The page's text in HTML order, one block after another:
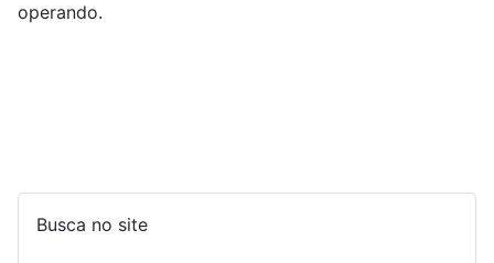
operando.
Busca no site